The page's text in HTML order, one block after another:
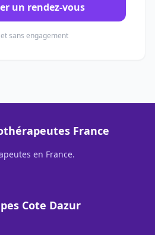
un rendez-vous
sans engagement
France
en France.
Cote Dazur